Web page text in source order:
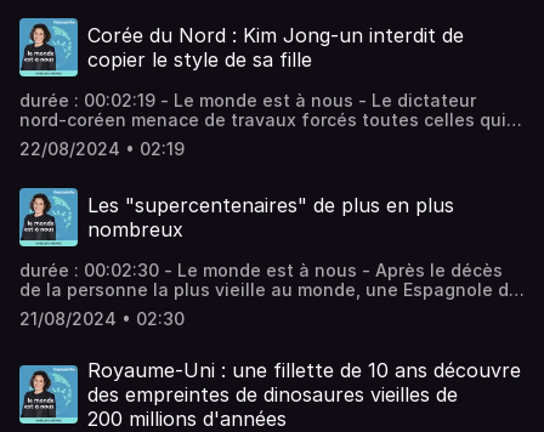
Radio France.Corée du Nord : Kim Jong-un interdit de
copier le style de sa fille
durée : 00:02:19 - Le monde est à nous - Le dictateur
nord-coréen menace de travaux forcés toutes celles qui
adopteraient les mêmes vêtements ou la même coupe de
cheveux que sa fille de 11 ans, vraisemblablement
écouter tous les autres épisodes sans limite, rendez-vous
sur Radio France.
22/08/2024 • 02:19
Les "supercentenaires" de plus en plus
nombreux
durée : 00:02:30 - Le monde est à nous - Après le décès
de la personne la plus vieille au monde, une Espagnole de
117 ans, la nouvelle doyenne de l'humanité est une
Japonaise, née le 23 mai 1908, ce qui lui fait donc 116 ans
autres épisodes sans limite, rendez-vous sur Radio
France.
21/08/2024 • 02:30
Royaume-Uni : une fillette de 10 ans découvre
des empreintes de dinosaures vieilles de
200 millions d'années